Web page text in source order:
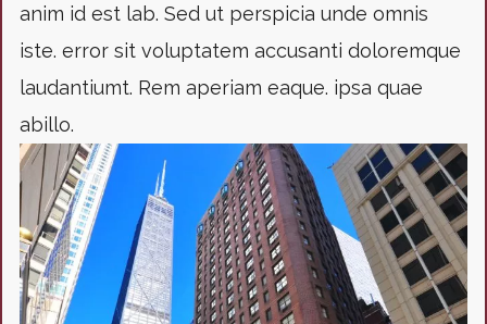
anim id est lab. Sed ut perspicia unde omnis
iste. error sit voluptatem accusanti doloremque
laudantiumt. Rem aperiam eaque. ipsa quae
abillo.